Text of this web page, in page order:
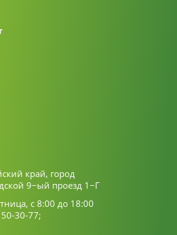
край, город
9−ый проезд 1−Г
с 8:00 до 18:00
50-30-77;